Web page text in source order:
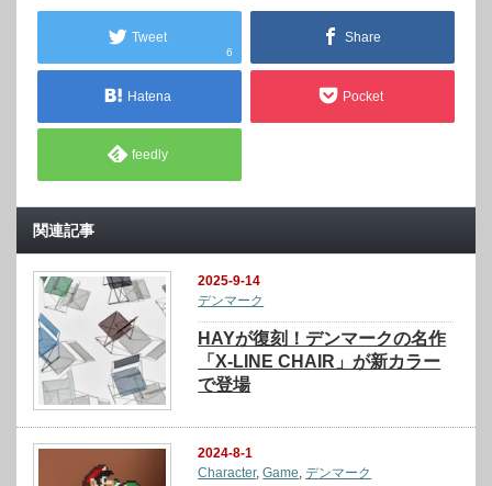
Tweet
6
Share
Hatena Pocket
feedly
関連記事
2025-9-14
デンマーク
HAYが復刻！デンマークの名作
「X-LINE CHAIR」が新カラー
で登場
2024-8-1
Character,Game ,デンマーク